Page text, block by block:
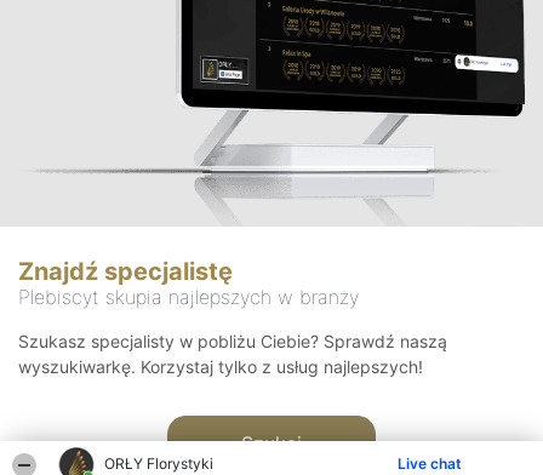
ORŁY Florystyki Live chat
Znajdź specjalistę
Plebiscyt skupia najlepszych w branży
Szukasz specjalisty w pobliżu Ciebie? Sprawdź naszą
wyszukiwarkę. Korzystaj tylko z usług najlepszych!
Szukaj